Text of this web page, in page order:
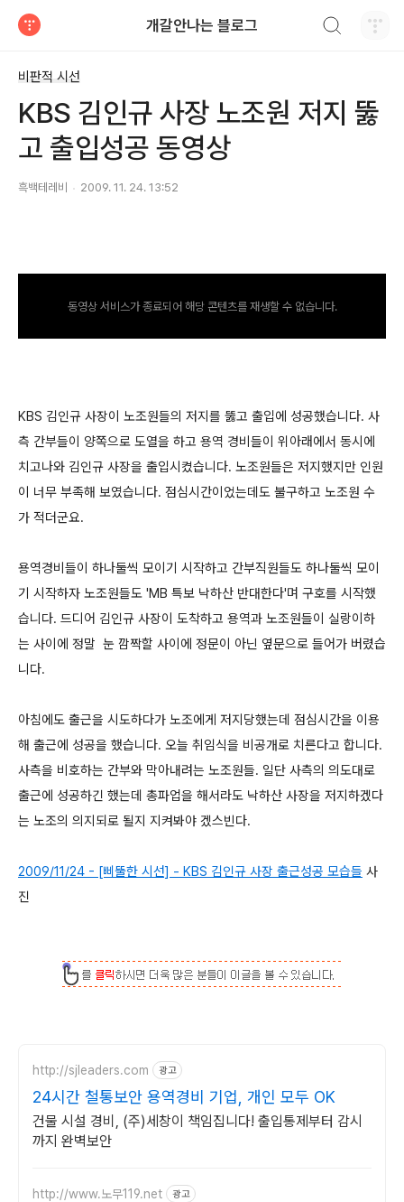
개갈안나는 블로그
비판적 시선
KBS 김인규 사장 노조원 저지 뚫
고 출입성공 동영상
흑백테레비 2009. 11. 24. 13:52
동영상 서비스가 종료되어 해당 콘텐츠를 재생할 수 없습니다.
KBS 김인규 사장이 노조원들의 저지를 뚫고 출입에 성공했습니다. 사
측 간부들이 양쪽으로 도열을 하고 용역 경비들이 위아래에서 동시에
치고나와 김인규 사장을 출입시켰습니다. 노조원들은 저지했지만 인원
이 너무 부족해 보였습니다. 점심시간이었는데도 불구하고 노조원 수
가 적더군요.
용역경비들이 하나둘씩 모이기 시작하고 간부직원들도 하나둘씩 모이
기 시작하자 노조원들도 'MB 특보 낙하산 반대한다'며 구호를 시작했
습니다. 드디어 김인규 사장이 도착하고 용역과 노조원들이 실랑이하
는 사이에 정말 눈 깜짝할 사이에 정문이 아닌 옆문으로 들어가 버렸습
니다.
아침에도 출근을 시도하다가 노조에게 저지당했는데 점심시간을 이용
해 출근에 성공을 했습니다. 오늘 취임식을 비공개로 치른다고 합니다.
사측을 비호하는 간부와 막아내려는 노조원들. 일단 사측의 의도대로
출근에 성공하긴 했는데 총파업을 해서라도 낙하산 사장을 저지하겠다
는 노조의 의지되로 될지 지켜봐야 겠스빈다.
2009/11/24 - [삐뚤한 시선] - KBS 김인규 사장 출근성공 모습들 사
진
http://sjleaders.com 광고
24시간 철통보안 용역경비 기업, 개인 모두 OK
건물 시설 경비, (주)세창이 책임집니다! 출입통제부터 감시
까지 완벽보안
http://www.노무119.net 광고